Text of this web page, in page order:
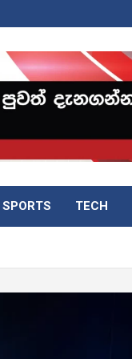
SPORTS TECH